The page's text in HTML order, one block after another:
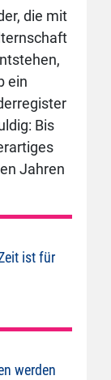
die mit
ein
Bis
Jahren
ist für
werden